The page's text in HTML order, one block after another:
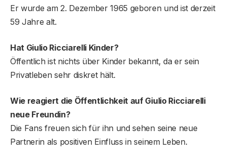
Er wurde am 2. Dezember 1965 geboren und ist derzeit
59 Jahre alt.
Hat Giulio Ricciarelli Kinder?
Öffentlich ist nichts über Kinder bekannt, da er sein
Privatleben sehr diskret hält.
Wie reagiert die Öffentlichkeit auf Giulio Ricciarelli
neue Freundin?
Die Fans freuen sich für ihn und sehen seine neue
Partnerin als positiven Einfluss in seinem Leben.